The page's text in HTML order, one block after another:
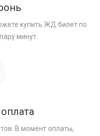
купить ЖД билет по
минут.
В момент оплаты,